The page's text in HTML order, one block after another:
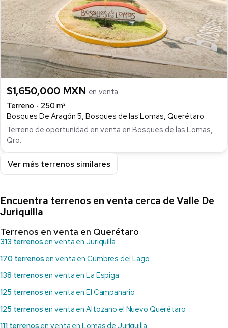
$1,650,000 MXN en venta
Terreno
250 m²
Bosques De Aragón 5, Bosques de las Lomas, Querétaro
Terreno de oportunidad en venta en Bosques de las Lomas,
Qro.
Ver más terrenos similares
Encuentra terrenos en venta cerca de Valle De
Juriquilla
Terrenos en venta en Querétaro
313 terrenos en venta en Juriquilla
170 terrenos en venta en Cumbres del Lago
138 terrenos en venta en La Espiga
125 terrenos en venta en El Campanario
125 terrenos en venta en Altozano el Nuevo Querétaro